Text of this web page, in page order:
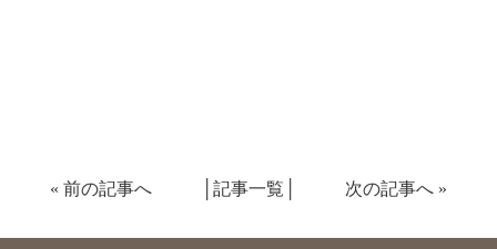
« 前の記事へ 記事一覧 次の記事へ »